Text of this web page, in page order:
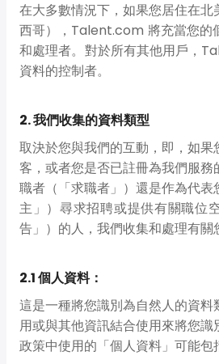
在大多數情況下，如果您居住在
西哥），Talent.com 將充當您的
和處理者。對於所有其他用戶，
資料的控制者。
2. 我們收集的資料類型
取決於您與我們的互動，即，如
客，或者您是否已註冊為我們服
職者（「求職者」）還是作為代
主」）尋求招聘或提供有關職位
告」）的人，我們收集和處理有關
2.1 個人資料：
這是一種將您識別為自然人的資料
用或與其他資訊結合使用來將您
政策中使用的「個人資料」可能包